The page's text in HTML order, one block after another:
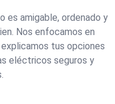
es amigable, ordenado y
Nos enfocamos en
tus opciones
eléctricos seguros y